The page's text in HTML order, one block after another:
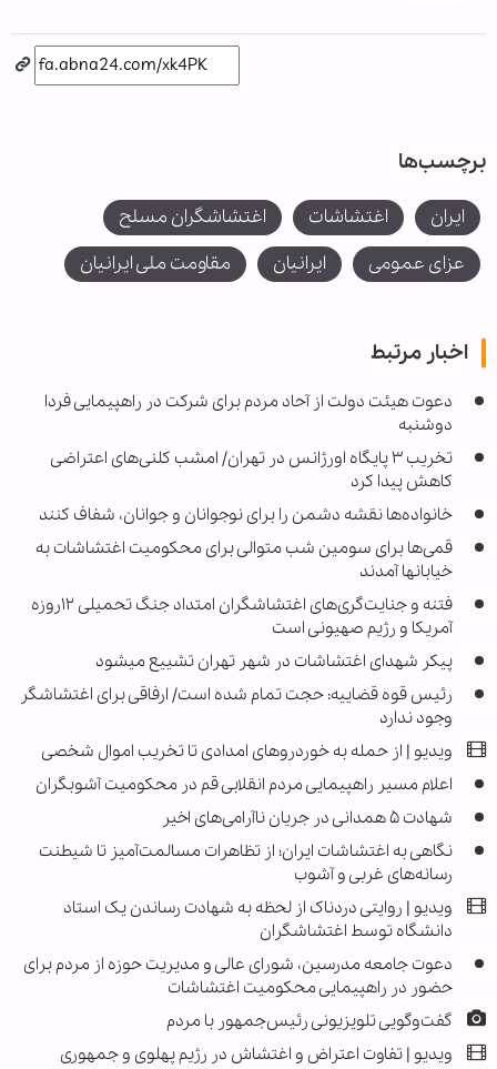
برچسب‌ها
ایران اغتشاشات
اغتشاشگران مسلح
عزای عمومی
ایرانیان مقاومت ملی ایرانیان
اخبار مرتبط
دعوت هیئت دولت از آحاد مردم برای شرکت در راهپیمایی فردا
دوشنبه
تخریب ۳ پایگاه اورژانس در تهران/ امشب کلنی‌های اعتراضی
کاهش پیدا کرد
خانواده‌ها نقشه دشمن را برای نوجوانان و جوانان، شفاف کنند
قمی‌ها برای سومین شب متوالی برای محکومیت اغتشاشات به
خیابان‎ها آمدند
فتنه و جنایت‌گری‌های اغتشاشگران امتداد جنگ تحمیلی ۱۲روزه
آمریکا و رژیم صهیونی است
پیکر شهدای اغتشاشات در شهر تهران تشییع می‎شود
رئیس قوه قضاییه: حجت تمام شده است/ ارفاقی برای اغتشاشگر
وجود ندارد
ویدیو | از حمله به خوردروهای امدادی تا تخریب اموال شخصی
اعلام مسیر راهپیمایی مردم انقلابی قم در محکومیت آشوبگران
شهادت ۵ همدانی در جریان ناآرامی‌های اخیر
نگاهی به اغتشاشات ایران؛ از تظاهرات مسالمت‌آمیز تا شیطنت
رسانه‌های غربی و آشوب
ویدیو | روایتی دردناک از لحظه به شهادت رساندن یک استاد
دانشگاه توسط اغتشاشگران
دعوت جامعه مدرسین، شورای عالی و مدیریت حوزه‌ از مردم برای
حضور در راهپیمایی محکومیت اغتشاشات
گفت‌وگویی تلویزیونی رئیس‌جمهور با مردم
ویدیو | تفاوت اعتراض و اغتشاش در رژیم پهلوی و جمهوری